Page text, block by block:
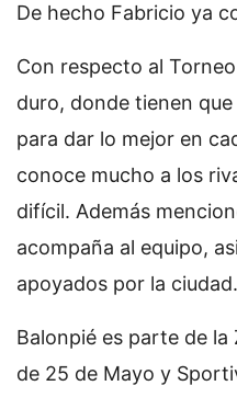
De hecho Fabricio ya
Con respecto al
duro, donde tienen
para dar lo mejor en
conoce mucho a los
difícil. Además
acompaña al equipo,
apoyados por la ciudad.
Balonpié es parte de
de 25 de Mayo y